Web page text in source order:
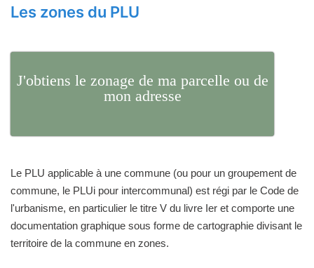
Les zones du PLU
J'obtiens le zonage de ma parcelle ou de
mon adresse
Le PLU applicable à une commune (ou pour un groupement de
commune, le PLUi pour intercommunal) est régi par le Code de
l'urbanisme, en particulier le titre V du livre Ier et comporte une
documentation graphique sous forme de cartographie divisant le
territoire de la commune en zones.